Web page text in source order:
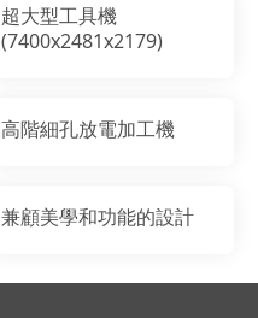
超大型工具機
(7400x2481x2179)
高階細孔放電加工機
兼顧美學和功能的設計